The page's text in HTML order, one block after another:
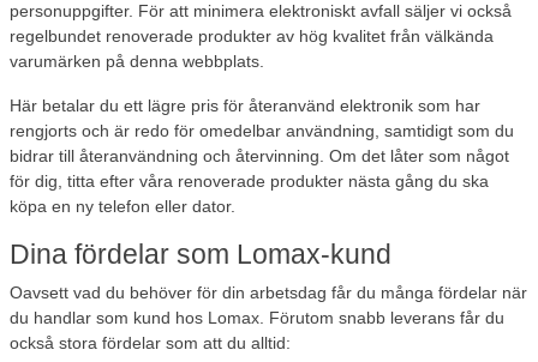
personuppgifter. För att minimera elektroniskt avfall säljer vi också
regelbundet renoverade produkter av hög kvalitet från välkända
varumärken på denna webbplats.
Här betalar du ett lägre pris för återanvänd elektronik som har
rengjorts och är redo för omedelbar användning, samtidigt som du
bidrar till återanvändning och återvinning. Om det låter som något
för dig, titta efter våra renoverade produkter nästa gång du ska
köpa en ny telefon eller dator.
Dina fördelar som Lomax-kund
Oavsett vad du behöver för din arbetsdag får du många fördelar när
du handlar som kund hos Lomax. Förutom snabb leverans får du
också stora fördelar som att du alltid: